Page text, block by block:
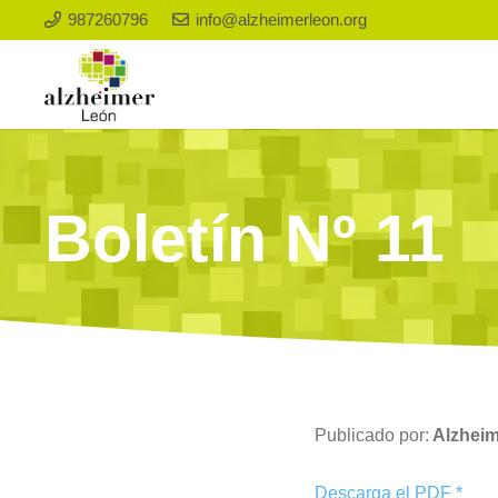
987260796 info@alzheimerleon.org
Boletín Nº 11
Publicado por:
Descarga el PDF *